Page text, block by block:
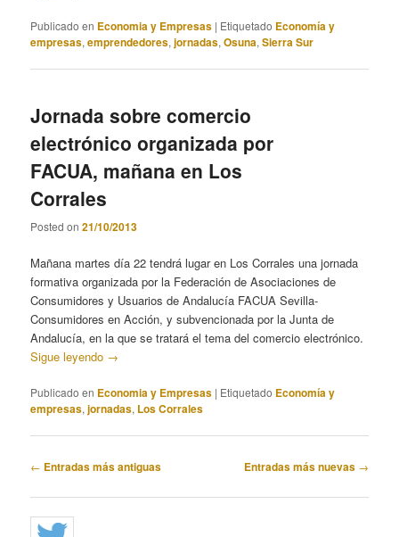
Publicado en Economia y Empresas | Etiquetado Economía y
empresas,emprendedores,jornadas,Osuna,Sierra Sur
Jornada sobre comercio
electrónico organizada por
FACUA, mañana en Los
Corrales
Posted on21/10/2013
Mañana martes día 22 tendrá lugar en Los Corrales una jornada
formativa organizada por la Federación de Asociaciones de
Consumidores y Usuarios de Andalucía FACUA Sevilla-
Consumidores en Acción, y subvencionada por la Junta de
Andalucía, en la que se tratará el tema del comercio electrónico.
Sigue leyendo →
Publicado en Economia y Empresas | Etiquetado Economía y
empresas,jornadas, Los Corrales
Navegación
entradas
← Entradas más antiguas Entradas más nuevas →